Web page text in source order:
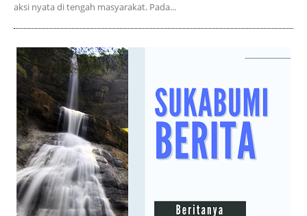
aksi nyata di tengah masyarakat. Pada...